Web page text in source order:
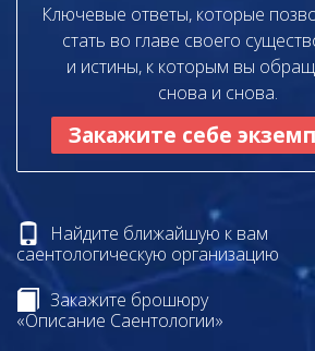
Ключевые ответы, которые
стать во главе своего
и истины, к которым вы
снова и снова.
Закажите себе
Найдите ближайшую к вам
саентологическую организацию
Закажите брошюру
«Описание Саентологии»